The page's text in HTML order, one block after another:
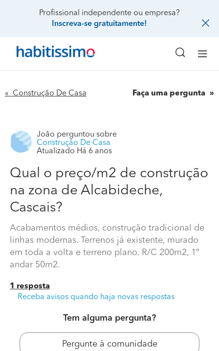
Profissional independente ou empresa?
Inscreva-se gratuitamente!
« Construção De Casa Faça uma pergunta
Qual o preço/m2 de construção na zona de
Alcabideche, Cascais?
João perguntou sobre
Construção De Casa
Atualizado Há 6 anos
Qual o preço/m2 de construção
na zona de Alcabideche,
Cascais?
Acabamentos médios, construção tradicional de
linhas modernas. Terrenos já existente, murado
em toda a volta e terreno plano. R/C 200m2, 1º
andar 50m2.
1 resposta
Receba avisos quando haja novas respostas
Tem alguma pergunta?
Pergunte à comunidade